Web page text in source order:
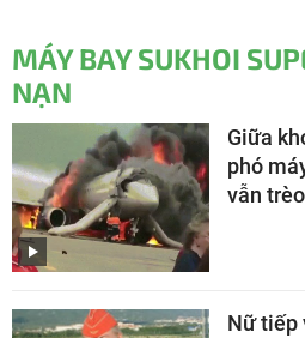
MÁY BAY SUKHOI
NẠN
Giữa
phó
vẫn
Nữ tiếp